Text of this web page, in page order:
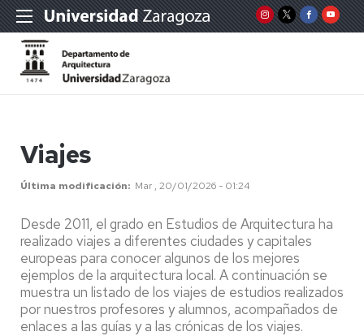
Viajes
Última modificación Mar , 20/01/2026 - 01:24
Desde 2011, el grado en Estudios de Arquitectura ha
realizado viajes a diferentes ciudades y capitales
europeas para conocer algunos de los mejores
ejemplos de la arquitectura local. A continuación se
muestra un listado de los viajes de estudios realizados
por nuestros profesores y alumnos, acompañados de
enlaces a las guías y a las crónicas de los viajes.